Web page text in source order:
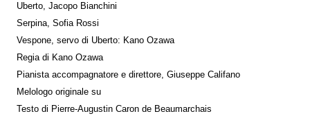
Uberto, Jacopo Bianchini
Serpina, Sofia Rossi
Vespone, servo di Uberto: Kano Ozawa
Regia di Kano Ozawa
Pianista accompagnatore e direttore, Giuseppe Califano
Melologo originale su
Testo di Pierre-Augustin Caron de Beaumarchais